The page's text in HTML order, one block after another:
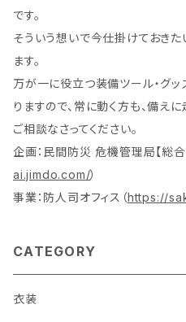
です。
そういう想いで今仕掛けておきた
ます。
万が一に役立つ装備ツール・グ
りますので、常に動く方も、備え
ご相談なさってください。
企画：民間防災 危機管理局【総合
ai.jimdo.com/）
事業：防人司オフィス（https://
CATEGORY
衣装